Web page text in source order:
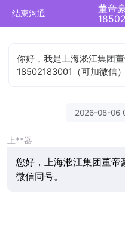
结束沟通
董帝
你好，我是上海淞江集团
18502183001（可加微信）
2026-08-06
上**器
您好，上海淞江集团董帝
微信同号。